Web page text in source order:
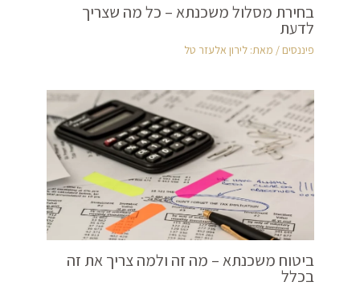
בחירת מסלול משכנתא – כל מה שצריך
לדעת
פיננסים / מאת: לירון אלעזר טל
ביטוח משכנתא – מה זה ולמה צריך את זה
בכלל